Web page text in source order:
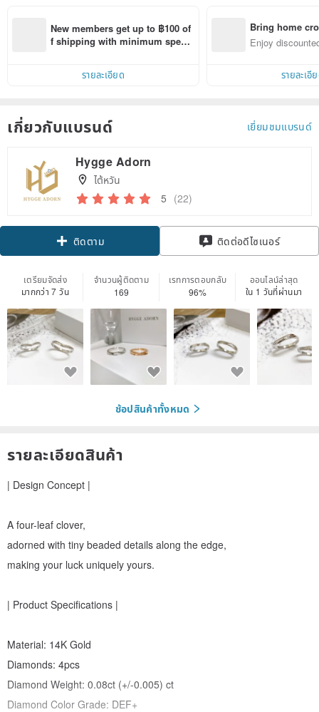
New members get up to ฿100 of
f shipping with minimum spen
รายละเอียด
Bring home
n with ease
Enjoy
รายละเอี
เกี่ยวกับแบรนด์ เยี่ยมชมแบรนด์
Hygge Adorn
ไต้หวัน
5 (22)
ติดตาม ติดต่อดีไซเนอร์
เตรียมจัดส่ง
มากกว่า 7 วัน
จำนวนผู้ติดตาม
169
เรทการตอบกลับ
96%
ออนไลน์ล่าสุด
ใน 1 วันที่ผ่านมา
ช้อปสินค้าทั้งหมด
รายละเอียดสินค้า
| Design Concept |
A four-leaf clover,
adorned with tiny beaded details along the edge,
making your luck uniquely yours.
| Product Specifications |
Material: 14K Gold
Diamonds: 4pcs
Diamond Weight: 0.08ct (+/-0.005) ct
Diamond Color Grade: DEF+